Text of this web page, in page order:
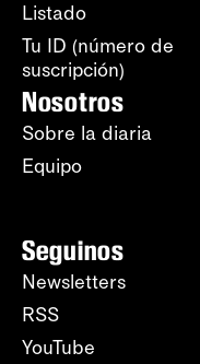
Listado
Tu ID (número de
suscripción)
Nosotros
Sobre la diaria
Equipo
Seguinos
Newsletters
RSS
YouTube